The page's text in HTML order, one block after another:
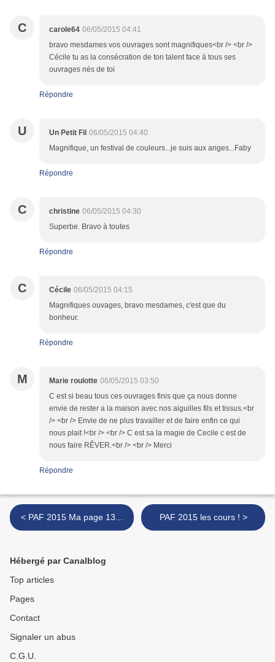
C carole64 06/05/2015 04:41
bravo mesdames vos ouvrages sont magnifiques<br /> <br />
Cécile tu as la consécration de ton talent face à tous ses
ouvrages nés de toi
Répondre
U Un Petit Fil 06/05/2015 04:40
Magnifique, un festival de couleurs...je suis aux anges...Faby
Répondre
C christine 06/05/2015 04:30
Superbe. Bravo à toutes
Répondre
C Cécile 06/05/2015 04:15
Magnifiques ouvages, bravo mesdames, c'est que du
bonheur.
Répondre
M Marie roulotte 06/05/2015 03:50
C est si beau tous ces ouvrages finis que ça nous donne
envie de rester a la maison avec nos aiguilles fils et tissus.<br
/> <br /> Envie de ne plus travailler et de faire enfin ce qui
nous plait !<br /> <br /> C est sa la magie de Cecile c est de
nous faire RÊVER.<br /> <br /> Merci
Répondre
< PAF 2015 Ma page 13... PAF 2015 les cours ! >
Hébergé par Canalblog
Top articles
Pages
Contact
Signaler un abus
C.G.U.